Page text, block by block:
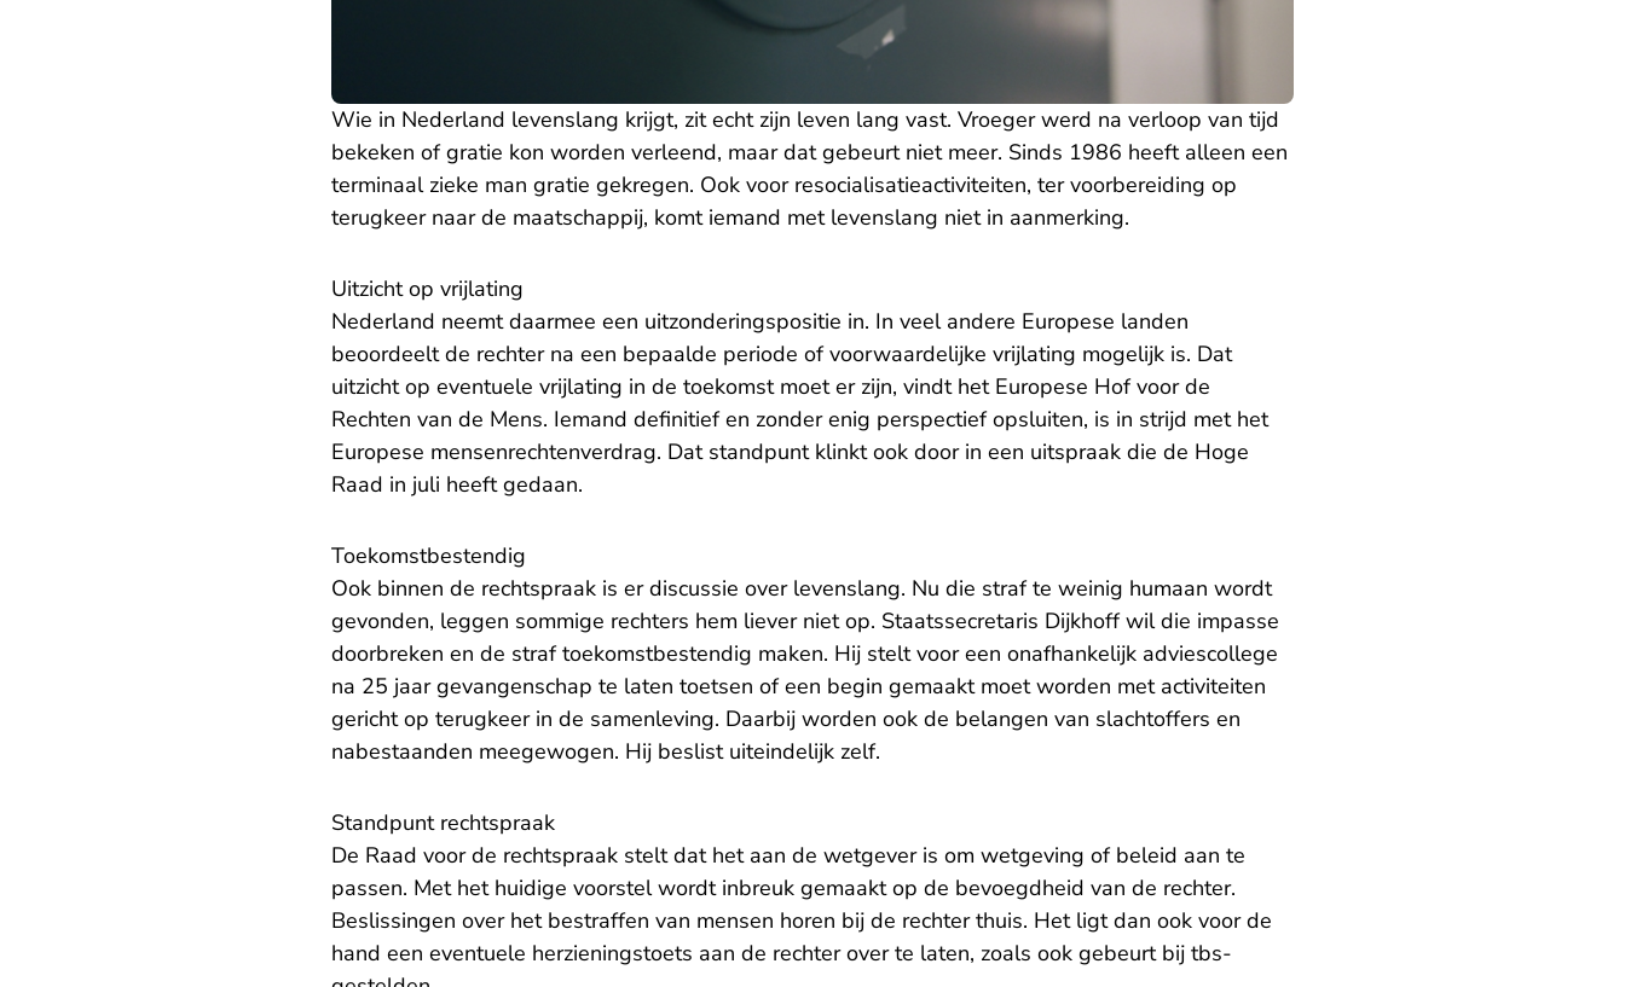
Wie in Nederland levenslang krijgt, zit echt zijn leven lang vast. Vroeger werd na verloop van tijd
bekeken of gratie kon worden verleend, maar dat gebeurt niet meer. Sinds 1986 heeft alleen een
terminaal zieke man gratie gekregen. Ook voor resocialisatieactiviteiten, ter voorbereiding op
terugkeer naar de maatschappij, komt iemand met levenslang niet in aanmerking.
Uitzicht op vrijlating
Nederland neemt daarmee een uitzonderingspositie in. In veel andere Europese landen
beoordeelt de rechter na een bepaalde periode of voorwaardelijke vrijlating mogelijk is. Dat
uitzicht op eventuele vrijlating in de toekomst moet er zijn, vindt het Europese Hof voor de
Rechten van de Mens. Iemand definitief en zonder enig perspectief opsluiten, is in strijd met het
Europese mensenrechtenverdrag. Dat standpunt klinkt ook door in een uitspraak die de Hoge
Raad in juli heeft gedaan.
​Toekomstbestendig
Ook binnen de rechtspraak is er discussie over levenslang. Nu die straf te weinig humaan wordt
gevonden, leggen sommige rechters hem liever niet op. Staatssecretaris Dijkhoff wil die impasse
doorbreken en de straf toekomstbestendig maken. Hij stelt voor een onafhankelijk adviescollege
na 25 jaar gevangenschap te laten toetsen of een begin gemaakt moet worden met activiteiten
gericht op terugkeer in de samenleving. Daarbij worden ook de belangen van slachtoffers en
nabestaanden meegewogen. Hij beslist uiteindelijk zelf.
Standpunt rechtspraak
De Raad voor de rechtspraak stelt dat het aan de wetgever is om wetgeving of beleid aan te
passen. Met het huidige voorstel wordt inbreuk gemaakt op de bevoegdheid van de rechter.
Beslissingen over het bestraffen van mensen horen bij de rechter thuis. Het ligt dan ook voor de
hand een eventuele herzieningstoets aan de rechter over te laten, zoals ook gebeurt bij tbs-